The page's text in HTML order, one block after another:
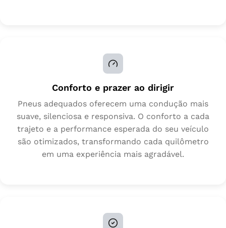
Conforto e prazer ao dirigir
Pneus adequados oferecem uma condução mais
suave, silenciosa e responsiva. O conforto a cada
trajeto e a performance esperada do seu veículo
são otimizados, transformando cada quilômetro
em uma experiência mais agradável.